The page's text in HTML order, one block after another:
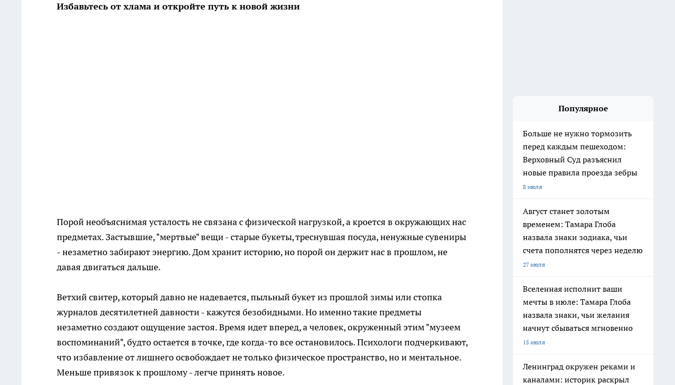
Избавьтесь от хлама и откройте путь к новой жизни
Порой необъяснимая усталость не связана с физической нагрузкой, а кроется в окружающих нас
предметах. Застывшие, "мертвые" вещи - старые букеты, треснувшая посуда, ненужные сувениры
- незаметно забирают энергию. Дом хранит историю, но порой он держит нас в прошлом, не
давая двигаться дальше.
Ветхий свитер, который давно не надевается, пыльный букет из прошлой зимы или стопка
журналов десятилетней давности - кажутся безобидными. Но именно такие предметы
незаметно создают ощущение застоя. Время идет вперед, а человек, окруженный этим "музеем
воспоминаний", будто остается в точке, где когда-то все остановилось. Психологи подчеркивают,
что избавление от лишнего освобождает не только физическое пространство, но и ментальное.
Меньше привязок к прошлому - легче принять новое.
Популярное
Больше не нужно тормозить
перед каждым пешеходом:
Верховный Суд разъяснил
новые правила проезда зебры
8 июля
Август станет золотым
временем: Тамара Глоба
назвала знаки зодиака, чьи
счета пополнятся через неделю
27 июля
Вселенная исполнит ваши
мечты в июле: Тамара Глоба
назвала знаки, чьи желания
начнут сбываться мгновенно
15 июля
Ленинград окружен реками и
каналами: историк раскрыл